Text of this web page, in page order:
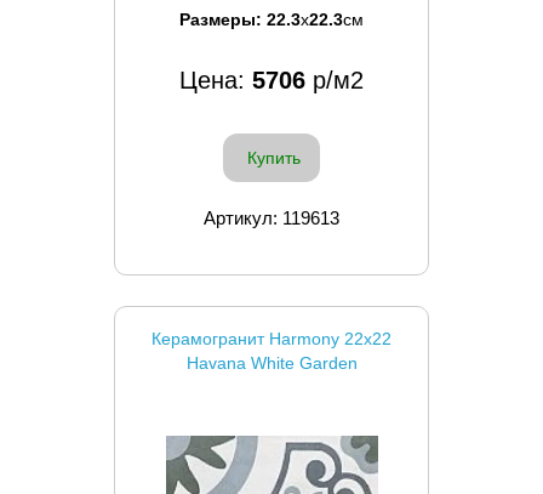
Размеры: 22.3x22.3см
Цена: 5706 р/м2
Купить
Артикул: 119613
Керамогранит Harmony 22x22
Havana White Garden